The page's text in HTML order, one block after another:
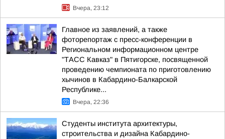
Вчера, 23:12
Главное из заявлений, а также
фоторепортаж с пресс-конференции в
Региональном информационном центре
"ТАСС Кавказ" в Пятигорске, посвященной
проведению чемпионата по приготовлению
хычинов в Кабардино-Балкарской
Республике...
Вчера, 22:36
Студенты института архитектуры,
строительства и дизайна Кабардино-